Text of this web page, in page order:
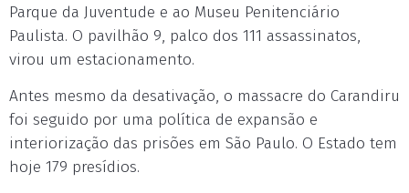
Parque da Juventude e ao Museu Penitenciário
Paulista. O pavilhão 9, palco dos 111 assassinatos,
virou um estacionamento.
Antes mesmo da desativação, o massacre do Carandiru
foi seguido por uma política de expansão e
interiorização das prisões em São Paulo. O Estado tem
hoje 179 presídios.